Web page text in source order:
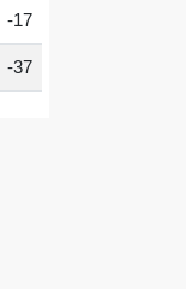
-17
-37